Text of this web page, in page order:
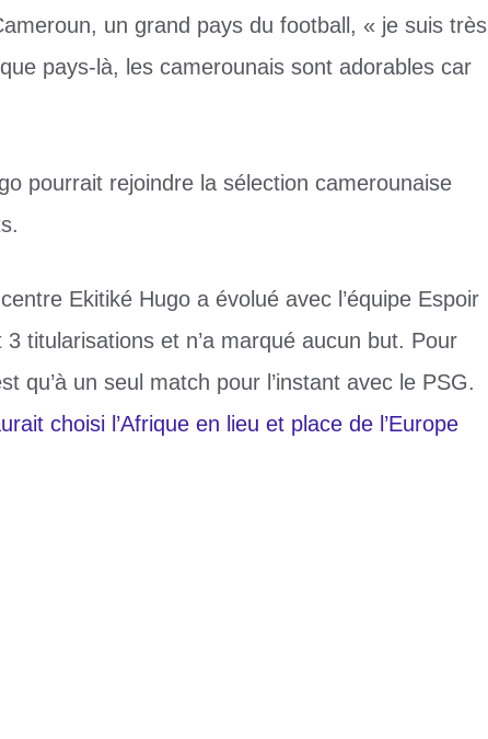
un grand pays du football, « je suis très
pays-là, les camerounais sont adorables car
pourrait rejoindre la sélection camerounaise
Ekitiké Hugo a évolué avec l’équipe Espoir
titularisations et n’a marqué aucun but. Pour
qu’à un seul match pour l’instant avec le PSG.
choisi l’Afrique en lieu et place de l’Europe